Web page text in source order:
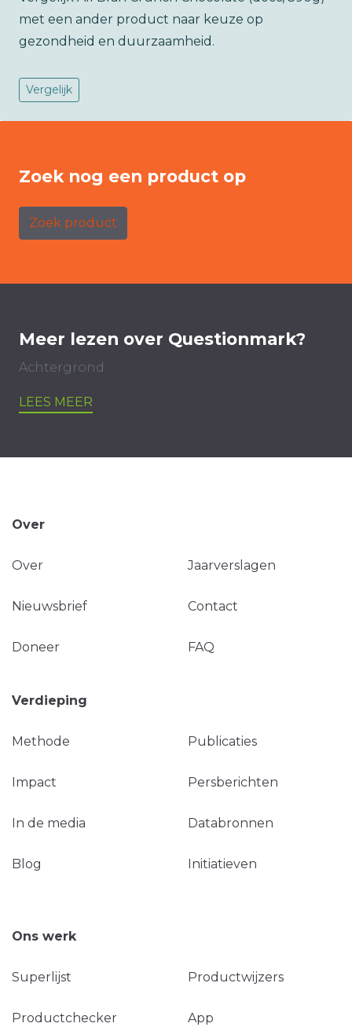
met een ander product naar keuze op
gezondheid en duurzaamheid.
Vergelijk
Zoek nog een product op
Zoek product
Meer lezen over Questionmark?
Achtergrond
LEES MEER
Over
Over Jaarverslagen
Nieuwsbrief Contact
Doneer FAQ
Verdieping
Methode Publicaties
Impact Persberichten
In de media Databronnen
Blog Initiatieven
Ons werk
Superlijst Productwijzers
Productchecker App